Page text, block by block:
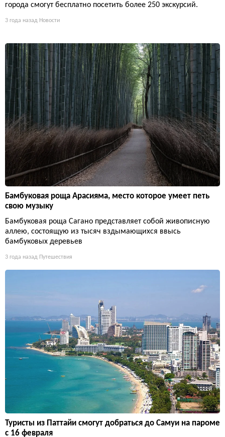
города смогут бесплатно посетить более 250 экскурсий.
3 года назад Новости
Бамбуковая роща Арасияма, место которое умеет петь
свою музыку
Бамбуковая роща Сагано представляет собой живописную
аллею, состоящую из тысяч вздымающихся ввысь
бамбуковых деревьев
3 года назад Путешествия
Туристы из Паттайи смогут добраться до Самуи на пароме
с 16 февраля